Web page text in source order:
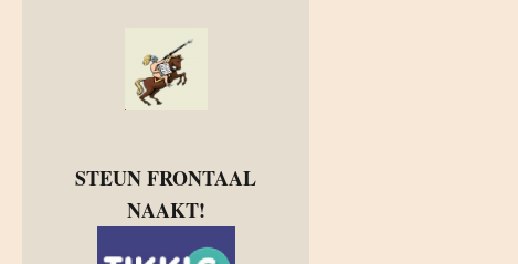
STEUN FRONTAAL
NAAKT!